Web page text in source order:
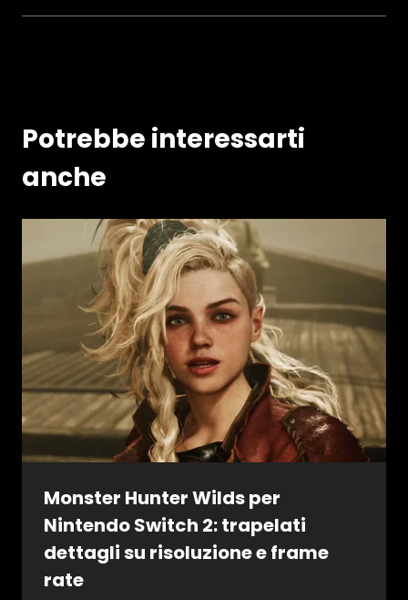
Potrebbe interessarti
anche
Monster Hunter Wilds per
Nintendo Switch 2: trapelati
dettagli su risoluzione e frame
rate